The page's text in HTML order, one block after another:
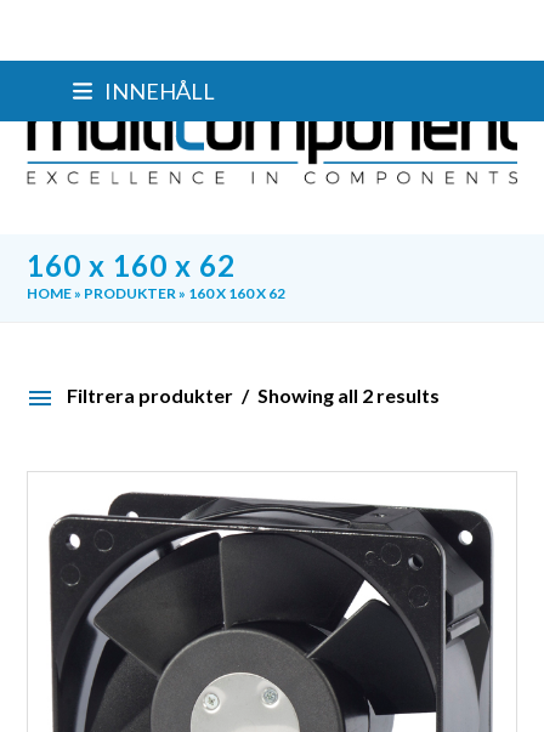
INNEHÅLL
160 x 160 x 62
HOME» PRODUKTER» 160 X 160 X 62
Filtrera produkter Showing all 2 results